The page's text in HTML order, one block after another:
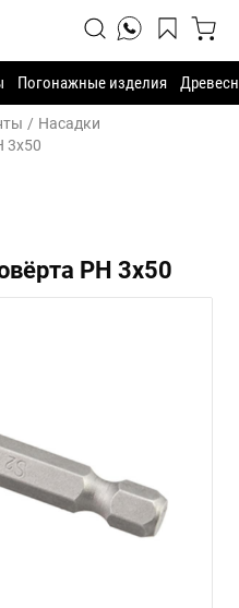
Погонажные изделия
Насадки
3х50
PH 3х50